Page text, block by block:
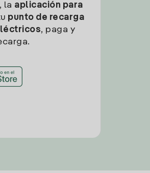
, la aplicación para
punto de recarga
, paga y